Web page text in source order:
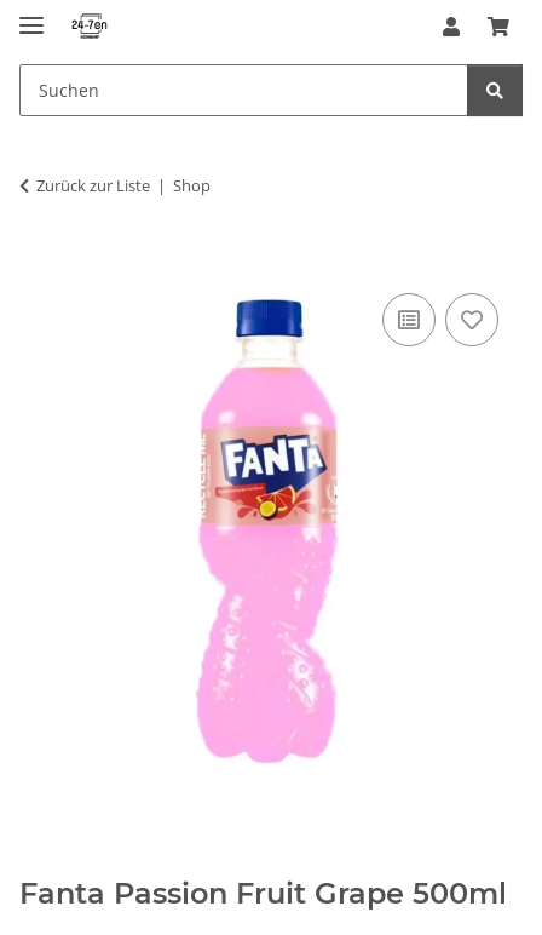
Zurück zur Liste Shop
Fanta Passion Fruit Grape 500ml